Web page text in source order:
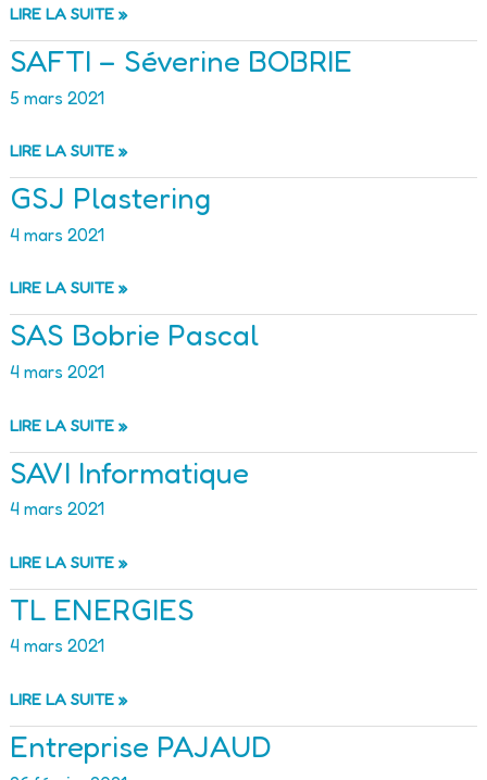
NATURE
ENVIRONNEMENT
LIRE LA SUITE »
SAFTI – Séverine BOBRIE
5 mars 2021
SAFTI
–
SÉVERINE
LIRE LA SUITE »
GSJ Plastering
4 mars 2021
GSJ
PLASTERING
LIRE LA SUITE »
SAS Bobrie Pascal
4 mars 2021
SAS
BOBRIE
PASCAL
LIRE LA SUITE »
SAVI Informatique
4 mars 2021
SAVI
INFORMATIQUE
LIRE LA SUITE »
TL ENERGIES
4 mars 2021
TL
ENERGIES
LIRE LA SUITE »
Entreprise PAJAUD